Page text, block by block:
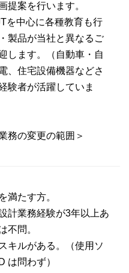
提案を行います。
を中心に各種教育も行
製品が当社と異なるご
します。（自動車・自
、住宅設備機器などさ
験者が活躍していま
務の変更の範囲＞
満たす方。
計業務経験が3年以上あ
問。
キルがある。（使用ソ
は問わず）